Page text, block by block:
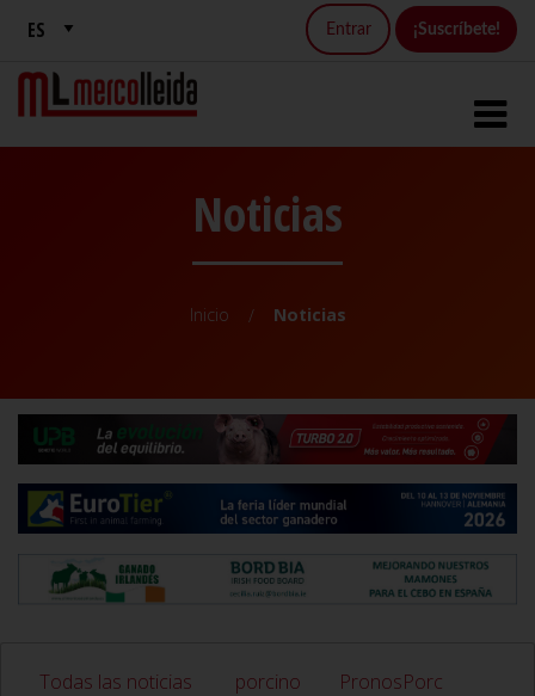
Entrar ¡Suscríbete!
Noticias
Inicio Noticias
Todas las noticias porcino
PronosPorc